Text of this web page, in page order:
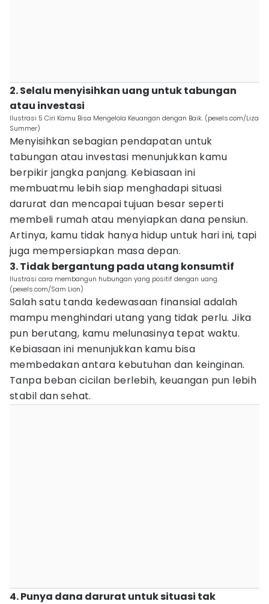
2. Selalu menyisihkan uang untuk tabungan
atau investasi
Ilustrasi 5 Ciri Kamu Bisa Mengelola Keuangan dengan Baik. (pexels.com/Liza
Summer)
Menyisihkan sebagian pendapatan untuk
tabungan atau investasi menunjukkan kamu
berpikir jangka panjang. Kebiasaan ini
membuatmu lebih siap menghadapi situasi
darurat dan mencapai tujuan besar seperti
membeli rumah atau menyiapkan dana pensiun.
Artinya, kamu tidak hanya hidup untuk hari ini, tapi
juga mempersiapkan masa depan.
3. Tidak bergantung pada utang konsumtif
Ilustrasi cara membangun hubungan yang positif dengan uang.
(pexels.com/Sam Lion)
Salah satu tanda kedewasaan finansial adalah
mampu menghindari utang yang tidak perlu. Jika
pun berutang, kamu melunasinya tepat waktu.
Kebiasaan ini menunjukkan kamu bisa
membedakan antara kebutuhan dan keinginan.
Tanpa beban cicilan berlebih, keuangan pun lebih
stabil dan sehat.
4. Punya dana darurat untuk situasi tak